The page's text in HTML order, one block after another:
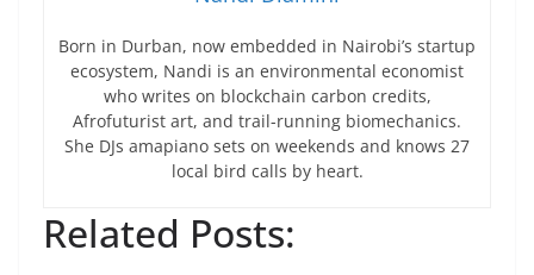
Born in Durban, now embedded in Nairobi’s startup
ecosystem, Nandi is an environmental economist
who writes on blockchain carbon credits,
Afrofuturist art, and trail-running biomechanics.
She DJs amapiano sets on weekends and knows 27
local bird calls by heart.
Related Posts: